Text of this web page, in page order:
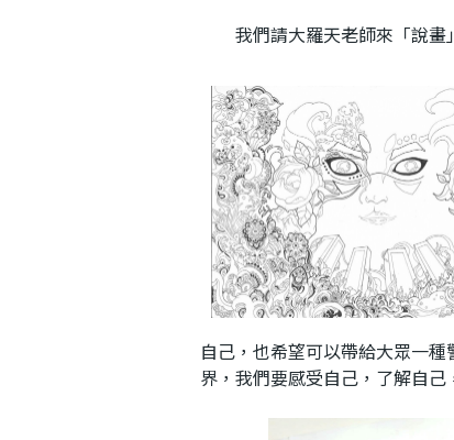
我們請大羅天老師來「說畫
自己，也希望可以帶給大眾一
界，我們要感受自己，了解自己